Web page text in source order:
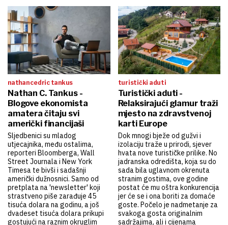
nathan cedric tankus
Nathan C. Tankus -
Blogove ekonomista
amatera čitaju svi
američki financijaši
Sljedbenici su mladog
utjecajnika, među ostalima,
reporteri Bloomberga, Wall
Street Journala i New York
Timesa te bivši i sadašnji
američki dužnosnici. Samo od
pretplata na 'newsletter' koji
strastveno piše zarađuje 45
tisuća dolara na godinu, a još
dvadeset tisuća dolara prikupi
gostujući na raznim okruglim
turistički aduti
Turistički aduti -
Relaksirajući glamur traži
mjesto na zdravstvenoj
karti Europe
Dok mnogi bježe od gužvi i
izolaciju traže u prirodi, sjever
hvata nove turističke prilike. No
jadranska odredišta, koja su do
sada bila uglavnom okrenuta
stranim gostima, ove godine
postat će mu oštra konkurencija
jer će se i ona boriti za domaće
goste. Počelo je nadmetanje za
svakoga gosta originalnim
sadržajima, ali i cijenama